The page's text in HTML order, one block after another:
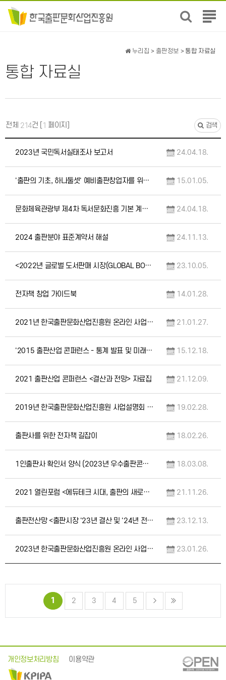
전
뉴
통합 자료실
누리집 > 출판정보 > 통합 자료실
전체 214건 [ 1 페이지] 검색
2023년 국민독서실태조사 보고서 24.04.18.
'출판의 기초, 하나둘셋' 예비출판창업자를 위한 상담사례집 15.01.05.
문화체육관광부 제4차 독서문화진흥 기본 계획(2024~2028) 24.04.18.
2024 출판분야 표준계약서 해설 24.11.13.
<2022년 글로벌 도서판매 시장(GLOBAL BOOKSELLING MARKETS 2022… 23.10.05.
전자책 창업 가이드북 14.01.28.
2021년 한국출판문화산업진흥원 온라인 사업설명회 자료 21.01.27.
'2015 출판산업 콘퍼런스 - 통계 발표 및 미래 전략' 자료집 15.12.18.
2021 출판산업 콘퍼런스 <결산과 전망> 자료집 21.12.09.
2019년 한국출판문화산업진흥원 사업설명회 자료 19.02.28.
출판사를 위한 전자책 길잡이 18.02.26.
1인출판사 확인서 양식 (2023년 우수출판콘텐츠 제작 지원 사업 관련) 18.03.08.
2021 열린포럼 <에듀테크 시대, 출판의 새로운 확장> 자료집 21.11.26.
출판전산망 <출판시장 '23년 결산 및 '24년 전망, 전산망 데이터 활용 안내> 콘퍼런스… 23.12.13.
2023년 한국출판문화산업진흥원 온라인 사업설명회 자료집 23.01.26.
1 2 3 4 5
개인정보처리방침 이용약관